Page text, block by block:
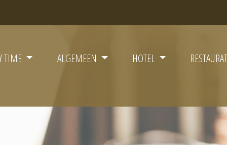
TIME ALGEMEEN HOTEL